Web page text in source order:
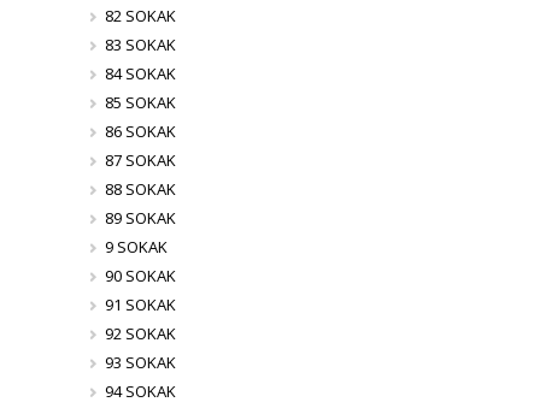
82 SOKAK
83 SOKAK
84 SOKAK
85 SOKAK
86 SOKAK
87 SOKAK
88 SOKAK
89 SOKAK
9 SOKAK
90 SOKAK
91 SOKAK
92 SOKAK
93 SOKAK
94 SOKAK